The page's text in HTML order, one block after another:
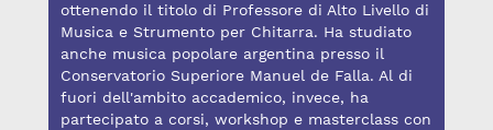
ottenendo il titolo di Professore di Alto Livello di
Musica e Strumento per Chitarra. Ha studiato
anche musica popolare argentina presso il
Conservatorio Superiore Manuel de Falla. Al di
fuori dell'ambito accademico, invece, ha
partecipato a corsi, workshop e masterclass con